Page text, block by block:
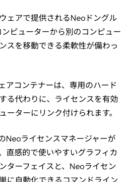
ェアで提供されるNeo ドングル
ンピューターから別のコンピュー
スを移動できる柔軟性が備わっ
アコンテナーは、専用のハード
る代わりに、ライセンスを有効
ーターにリンク付けられます。
Neoライセンスマネージャーが
直感的で使いやすいグラフィカ
ターフェイスと、 Neoライセン